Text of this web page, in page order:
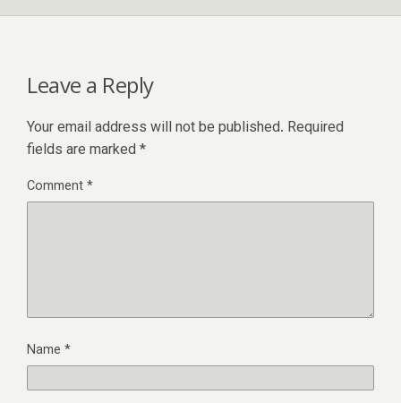
Leave a Reply
Your email address will not be published. Required
fields are marked *
Comment*
Name *